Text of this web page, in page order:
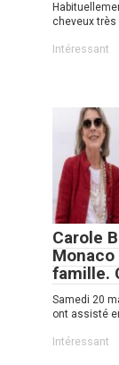
cheveux
Intéressant
Carole
famille.
Samedi 20
ont assisté
Intéressant